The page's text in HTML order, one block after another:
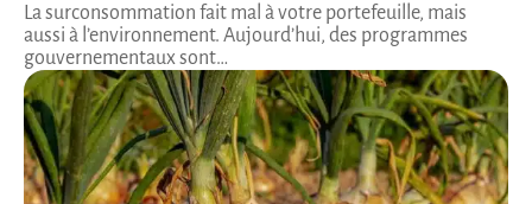
La surconsommation fait mal à votre portefeuille, mais
aussi à l’environnement. Aujourd’hui, des programmes
gouvernementaux sont…